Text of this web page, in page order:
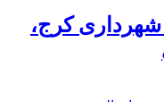
شهرداری کرج،